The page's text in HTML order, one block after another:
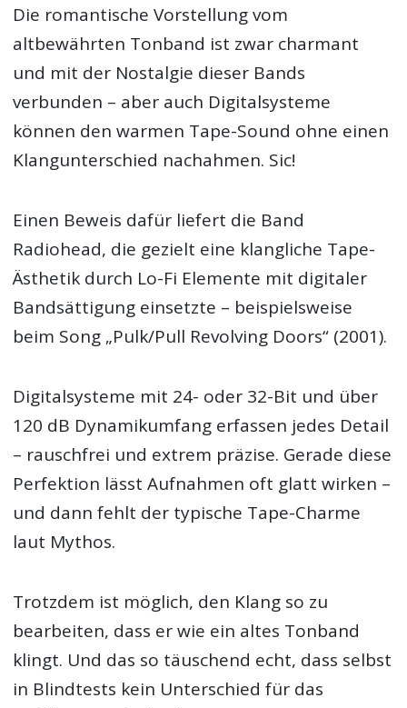
Die romantische Vorstellung vom
altbewährten Tonband ist zwar charmant
und mit der Nostalgie dieser Bands
verbunden – aber auch Digitalsysteme
können den warmen Tape-Sound ohne einen
Klangunterschied nachahmen. Sic!
Einen Beweis dafür liefert die Band
Radiohead, die gezielt eine klangliche Tape-
Ästhetik durch Lo-Fi Elemente mit digitaler
Bandsättigung einsetzte – beispielsweise
beim Song „Pulk/Pull Revolving Doors“ (2001).
Digitalsysteme mit 24- oder 32-Bit und über
120 dB Dynamikumfang erfassen jedes Detail
– rauschfrei und extrem präzise. Gerade diese
Perfektion lässt Aufnahmen oft glatt wirken –
und dann fehlt der typische Tape-Charme
laut Mythos.
Trotzdem ist möglich, den Klang so zu
bearbeiten, dass er wie ein altes Tonband
klingt. Und das so täuschend echt, dass selbst
in Blindtests kein Unterschied für das